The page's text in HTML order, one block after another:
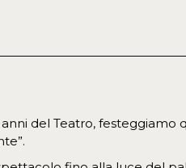
del Teatro,